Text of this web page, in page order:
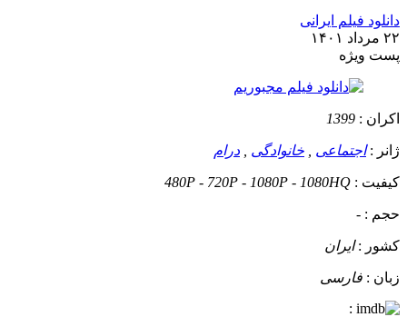
دانلود فیلم ایرانی
۲۲ مرداد ۱۴۰۱
پست ويژه
اکران : 1399
ژانر :اجتماعی خانوادگی درام
کیفیت : 480P - 720P - 1080P - 1080HQ
حجم : -
کشور :ایران
زبان : فارسی
: